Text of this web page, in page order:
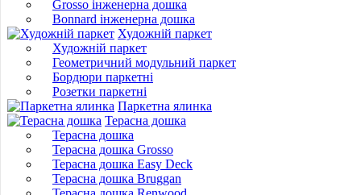
Grosso інженерна дошка
Bonnard інженерна дошка
Художній паркет
Художній паркет
Геометричний модульний паркет
Бордюри паркетні
Розетки паркетні
Паркетна ялинка
Терасна дошка
Терасна дошка
Терасна дошка Grosso
Терасна дошка Easy Deck
Терасна дошка Bruggan